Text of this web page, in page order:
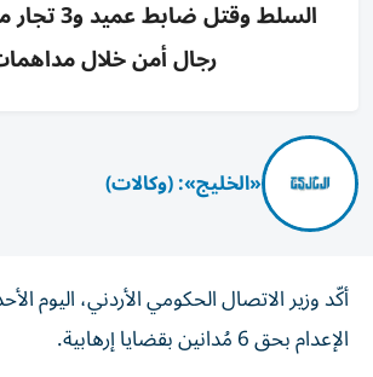
السلط وقتل
رجال أمن خلال
«الخليج»: (وكالات)
أكّد وزير الاتصال الحكومي الأردني، اليوم
الإعدام بحق 6 مُدانين بقضايا إرهابية.